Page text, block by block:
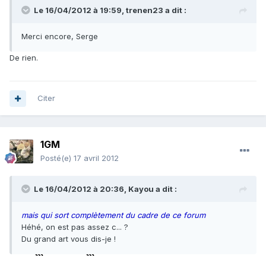
Le 16/04/2012 à 19:59, trenen23 a dit :
Merci encore, Serge
De rien.
Citer
1GM
Posté(e) 17 avril 2012
Le 16/04/2012 à 20:36, Kayou a dit :
mais qui sort complètement du cadre de ce forum
Héhé, on est pas assez c... ?
Du grand art vous dis-je !